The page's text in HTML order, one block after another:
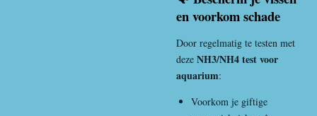
en voorkom schade
Door regelmatig te testen met
deze NH3/NH4 test voor
aquarium:
Voorkom je giftige